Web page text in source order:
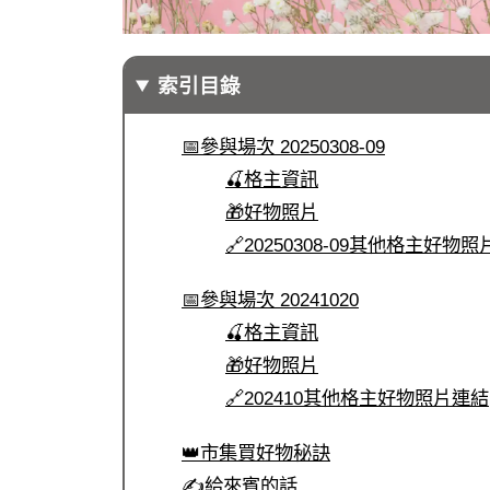
索引目錄
📅參與場次 20250308-09
🍒格主資訊
🎁好物照片
🔗20250308-09其他格主好物照
📅參與場次 20241020
🍒格主資訊
🎁好物照片
🔗202410其他格主好物照片連結
👑市集買好物秘訣
✍️給來賓的話